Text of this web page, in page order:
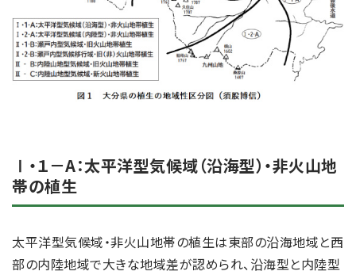
Ⅰ・１－A：太平洋型気候域（沿海型）・非火山地
帯の植生
太平洋型気候域・非火山地帯の植生は東部の沿海地域と西
部の内陸地域で大きな地域差が認められ、沿海型と内陸型